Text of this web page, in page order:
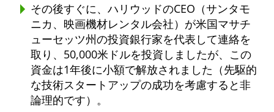
その後すぐに、ハリウッドのCEO（サンタモ
ニカ、映画機材レンタル会社）が米国マサチ
ューセッツ州の投資銀行家を代表して連絡を
取り、50,000米ドルを投資しましたが、この
資金は1年後に小額で解放されました（先駆的
な技術スタートアップの成功を考慮すると非
論理的です）。